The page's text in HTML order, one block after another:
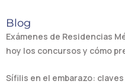
Blog
Exámenes de Residencias
hoy los concursos y cómo
Sífilis en el embarazo: